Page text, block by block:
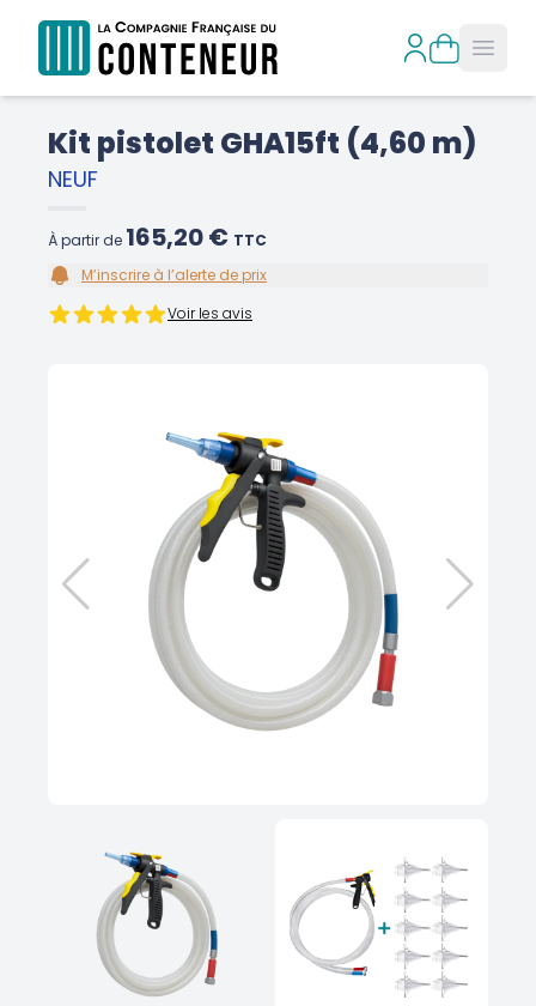
Kit pistolet GHA15ft (4,60 m)
NEUF
À partir de 165,20 € TTC
M’inscrire à l’alerte de prix
Voir les avis